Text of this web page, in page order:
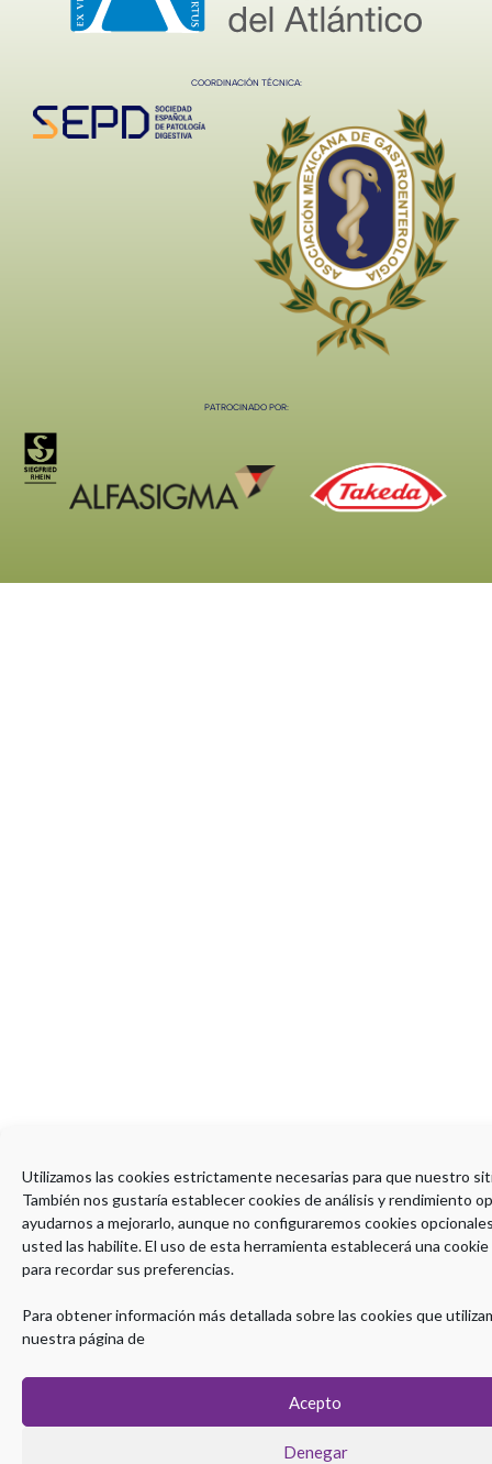
Utilizamos las cookies estrictamente necesarias para que nuestro
También nos gustaría establecer cookies de análisis y rendimiento
ayudarnos a mejorarlo, aunque no configuraremos cookies
usted las habilite. El uso de esta herramienta establecerá una
para recordar sus preferencias.
Para obtener información más detallada sobre las cookies que
nuestra página de
Acepto
Denegar
COORDINACIÓN TÉCNICA:
PATROCINADO POR: